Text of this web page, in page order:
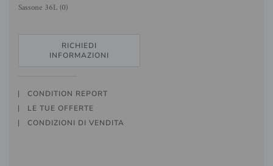
Sassone 36L (0)
RICHIEDI
INFORMAZIONI
CONDITION REPORT
LE TUE OFFERTE
CONDIZIONI DI VENDITA